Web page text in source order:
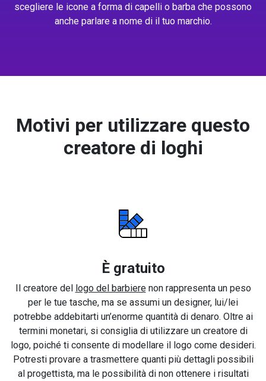
scegliere le icone a forma di capelli o barba che possono
anche parlare a nome di il tuo marchio.
Motivi per utilizzare questo
creatore di loghi
È gratuito
Il creatore del logo del barbierenon rappresenta un peso
per le tue tasche, ma se assumi un designer, lui/lei
potrebbe addebitarti un’enorme quantità di denaro. Oltre ai
termini monetari, si consiglia di utilizzare un creatore di
logo, poiché ti consente di modellare il logo come desideri.
Potresti provare a trasmettere quanti più dettagli possibili
al progettista, ma le possibilità di non ottenere i risultati